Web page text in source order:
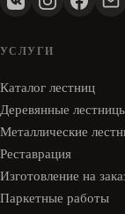
УСЛУГИ
Каталог лестниц
Деревянные
Металлические
Реставрация
Изготовление на
Паркетные работы